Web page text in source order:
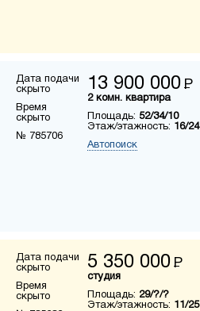
Дата подачи
скрыто
Время
скрыто
№ 785706
13 900 000 Р
2 комн. квартира
Площадь: 52/34/10
Этаж/этажность: 16/24
Автопоиск
Дата подачи
скрыто
Время
скрыто
5 350 000 Р
студия
Площадь: 29/?/?
Этаж/этажность: 11/25